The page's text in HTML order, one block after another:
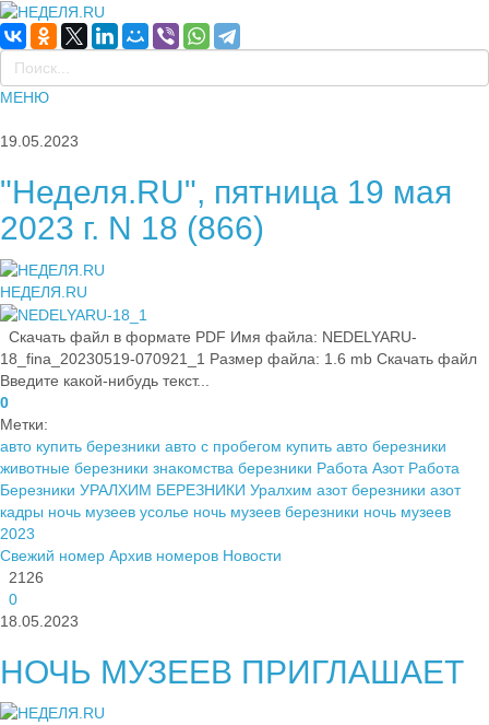
МЕНЮ
19.05.2023
"Неделя.RU", пятница 19 мая
2023 г. N 18 (866)
НЕДЕЛЯ.RU
Скачать файл в формате PDF Имя файла: NEDELYARU-
18_fina_20230519-070921_1 Размер файла: 1.6 mb Скачать файл
Введите какой-нибудь текст...
0
Метки:
авто купить березники авто с пробегом купить авто березники
животные березники знакомства березники Работа Азот Работа
Березники УРАЛХИМ БЕРЕЗНИКИ Уралхим азот березники азот
кадры ночь музеев усолье ночь музеев березники ночь музеев
2023
Свежий номер Архив номеров Новости
2126
0
18.05.2023
НОЧЬ МУЗЕЕВ ПРИГЛАШАЕТ